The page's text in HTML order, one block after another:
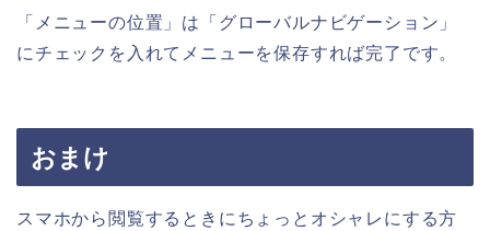
「メニューの位置」は「グローバルナビゲーション」
にチェックを入れてメニューを保存すれば完了です。
おまけ
スマホから閲覧するときにちょっとオシャレにする方